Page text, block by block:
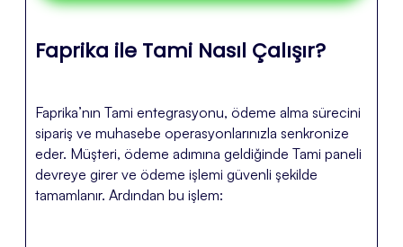
Faprika ile Tami Nasıl Çalışır?
Faprika’nın Tami entegrasyonu, ödeme alma sürecini
sipariş ve muhasebe operasyonlarınızla senkronize
eder. Müşteri, ödeme adımına geldiğinde Tami paneli
devreye girer ve ödeme işlemi güvenli şekilde
tamamlanır. Ardından bu işlem: